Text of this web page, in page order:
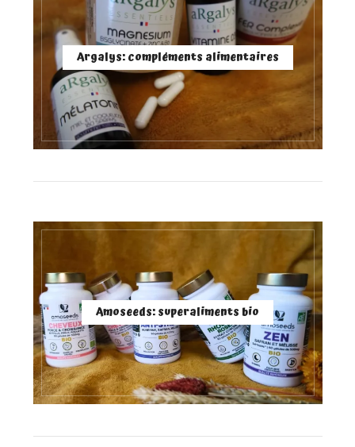
Argalys: compléments alimentaires
Amoseeds: superaliments bio